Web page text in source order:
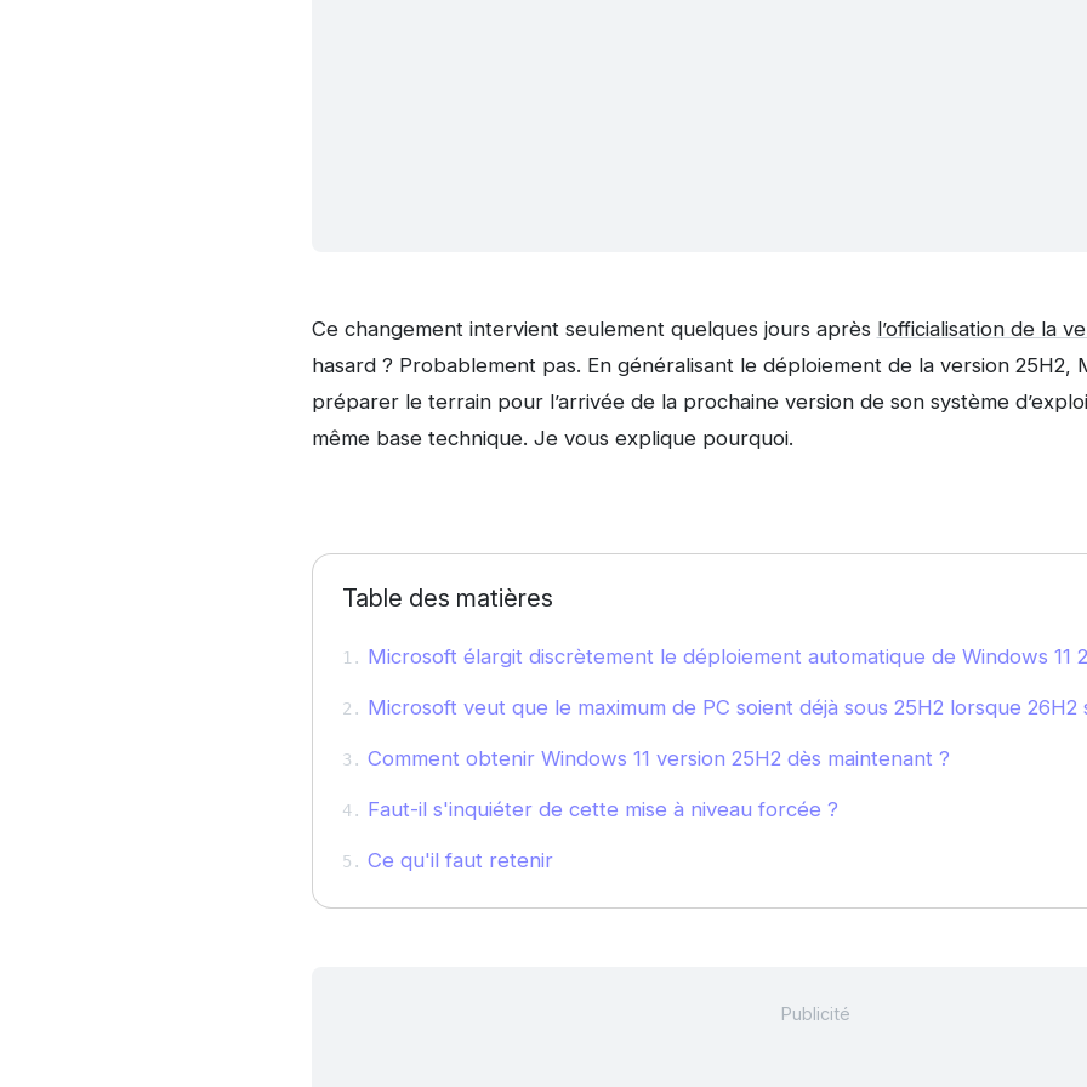
Ce changement intervient seulement quelques jours après l’officialisation de la
hasard ? Probablement pas. En généralisant le déploiement de la version 25H2,
préparer le terrain pour l’arrivée de la prochaine version de son système
même base technique. Je vous explique pourquoi.
Table des matières
Microsoft élargit discrètement le déploiement automatique de Windows 11
Microsoft veut que le maximum de PC soient déjà sous 25H2 lorsque 26H2
Comment obtenir Windows 11 version 25H2 dès maintenant ?
Faut-il s'inquiéter de cette mise à niveau forcée ?
Ce qu'il faut retenir